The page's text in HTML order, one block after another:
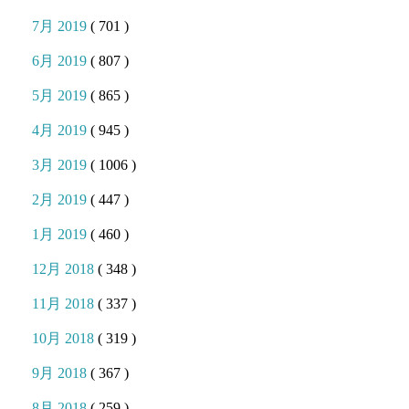
7月 2019( 701 )
6月 2019( 807 )
5月 2019( 865 )
4月 2019( 945 )
3月 2019( 1006 )
2月 2019( 447 )
1月 2019( 460 )
12月 2018( 348 )
11月 2018( 337 )
10月 2018( 319 )
9月 2018( 367 )